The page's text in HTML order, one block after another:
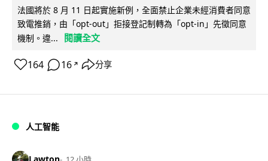
法國將於 8 月 11 日起實施新例，全面禁止企業未經消費者同意
致電推銷，由「opt-out」拒接登記制轉為「opt-in」先徵同意
機制。違...
閱讀全文
164 16 ↗ 分享
人工智能